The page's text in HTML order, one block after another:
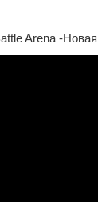
Arena -